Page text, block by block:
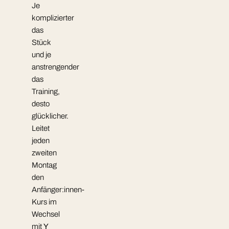
Je
komplizierter
das
Stück
und je
anstrengender
das
Training,
desto
glücklicher.
Leitet
jeden
zweiten
Montag
den
Anfänger:innen-
Kurs im
Wechsel
mitY